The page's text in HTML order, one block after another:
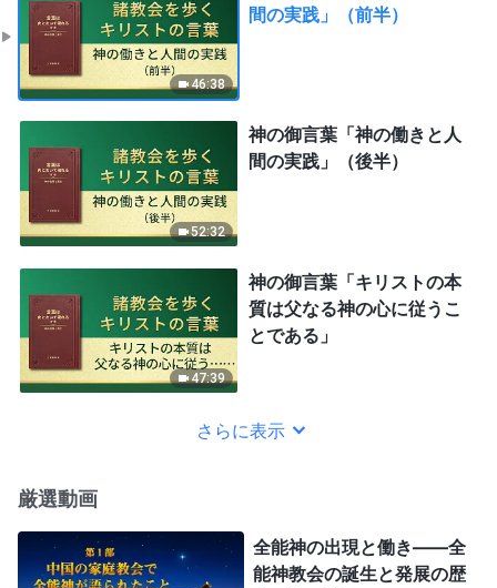
46:38
間の実践」（前半）
52:32
神の御言葉「神の働きと人
間の実践」（後半）
47:39
神の御言葉「キリストの本
質は父なる神の心に従うこ
とである」
さらに表示
厳選動画
全能神の出現と働き——全
能神教会の誕生と発展の歴